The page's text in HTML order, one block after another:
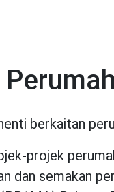
berkaitan
projek
dan semakan